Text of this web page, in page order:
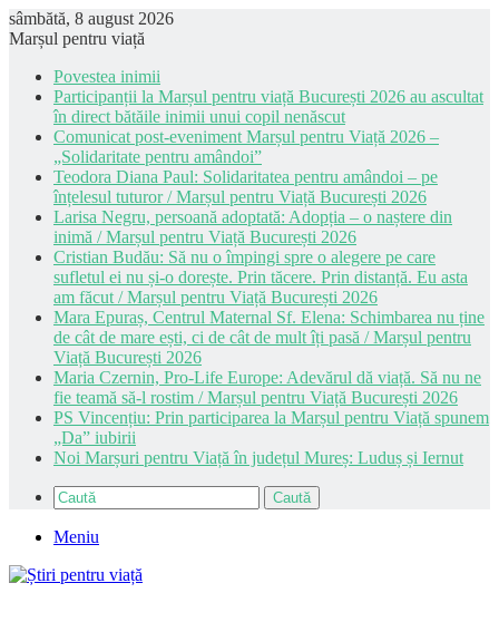
sâmbătă, 8 august 2026
Marșul pentru viață
Povestea inimii
Participanții la Marșul pentru viață București 2026 au ascultat
în direct bătăile inimii unui copil nenăscut
Comunicat post-eveniment Marșul pentru Viață 2026 –
„Solidaritate pentru amândoi”
Teodora Diana Paul: Solidaritatea pentru amândoi – pe
înțelesul tuturor / Marșul pentru Viață București 2026
Larisa Negru, persoană adoptată: Adopția – o naștere din
inimă / Marșul pentru Viață București 2026
Cristian Budău: Să nu o împingi spre o alegere pe care
sufletul ei nu și-o dorește. Prin tăcere. Prin distanță. Eu asta
am făcut / Marșul pentru Viață București 2026
Mara Epuraș, Centrul Maternal Sf. Elena: Schimbarea nu ține
de cât de mare ești, ci de cât de mult îți pasă / Marșul pentru
Viață București 2026
Maria Czernin, Pro-Life Europe: Adevărul dă viață. Să nu ne
fie teamă să-l rostim / Marșul pentru Viață București 2026
PS Vincențiu: Prin participarea la Marșul pentru Viață spunem
„Da” iubirii
Noi Marșuri pentru Viață în județul Mureș: Luduș și Iernut
Caută
Meniu